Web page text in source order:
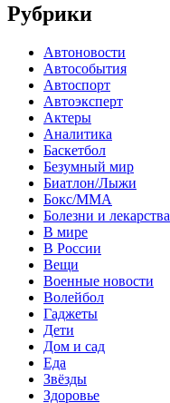
Рубрики
Автоновости
Автособытия
Автоспорт
Автоэксперт
Актеры
Аналитика
Баскетбол
Безумный мир
Биатлон/Лыжи
Бокс/MMA
Болезни и лекарства
В мире
В России
Вещи
Военные новости
Волейбол
Гаджеты
Дети
Дом и сад
Еда
Звёзды
Здоровье